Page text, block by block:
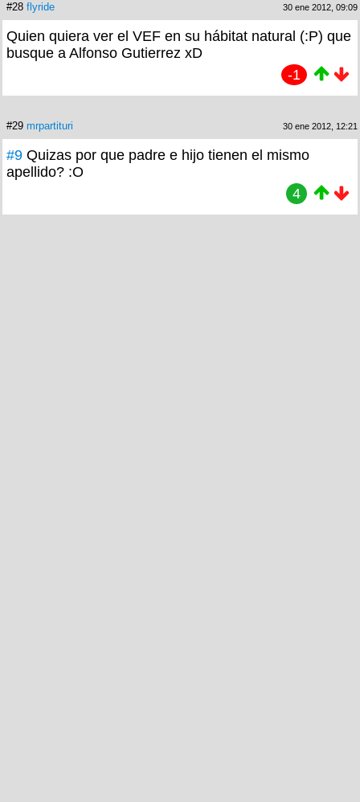
#28 flyride 30 ene 2012, 09:09
Quien quiera ver el VEF en su hábitat natural (:P) que
busque a Alfonso Gutierrez xD
-1
#29 mrpartituri 30 ene 2012, 12:21
#9 Quizas por que padre e hijo tienen el mismo
apellido? :O
4